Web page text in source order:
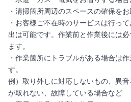
・清掃箇所周辺のスペースの確保をお
・お客様ご不在時のサービスは行っ
出は可能です。作業前と作業後には
ます。
・作業箇所にトラブルがある場合は
す。
例）取り外しに対応しないもの、異
が取れない、故障している場合など